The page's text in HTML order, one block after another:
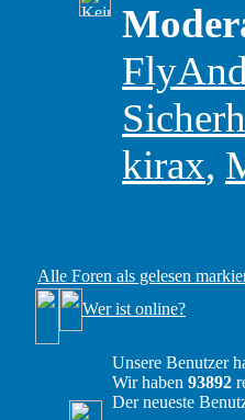
kirax,
Alle Foren als gelesen
Wer ist online?
Unsere Benutzer
Wir haben 93892
Der neueste